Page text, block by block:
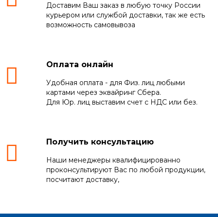
Доставим Ваш заказ в любую точку России
курьером или службой доставки, так же есть
возможность самовывоза
Оплата онлайн
Удобная оплата - для Физ. лиц любыми
картами через эквайринг Сбера.
Для Юр. лиц выставим счет с НДС или без.
Получить консультацию
Наши менеджеры квалифицированно
проконсультируют Вас по любой продукции,
посчитают доставку,